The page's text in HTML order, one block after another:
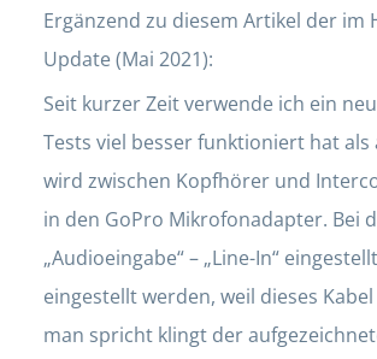
Ergänzend zu diesem Artikel der
Update (Mai 2021):
Seit kurzer Zeit verwende ich ein
Tests viel besser funktioniert hat
wird zwischen Kopfhörer und
in den GoPro Mikrofonadapter. Bei
„Audioeingabe“ – „Line-In“
eingestellt werden, weil dieses
man spricht klingt der